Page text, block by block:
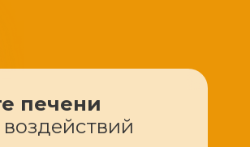
печени